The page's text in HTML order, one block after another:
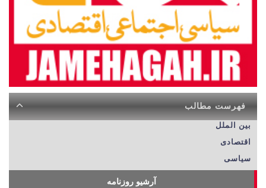
فهرست مطالب
بین الملل
اقتصادی
سیاسی
آرشیو روزنامه